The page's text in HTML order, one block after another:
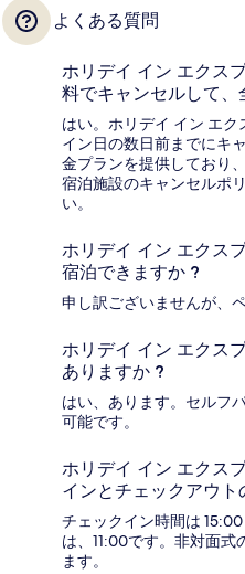
よくある質問
ホリデイ イン エクス
料でキャンセルして
はい。ホリデイ イン エ
イン日の数日前までにキ
金プランを提供しており
宿泊施設のキャンセルポ
い。
ホリデイ イン エクス
宿泊できますか ?
申し訳ございませんが、
ホリデイ イン エクス
ありますか ?
はい、あります。セルフ
可能です。
ホリデイ イン エクス
インとチェックアウト
チェックイン時間は
は、11:00です。非対面
ます。